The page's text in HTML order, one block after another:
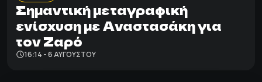
Σημαντική μεταγραφική
ενίσχυση με Αναστασάκη για
τον Ζαρό
16:14 - 6 ΑΥΓΟΎΣΤΟΥ